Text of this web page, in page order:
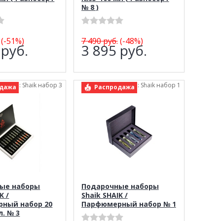
51%)
руб.
№ 8 )
7 490руб.(-48%)
3 895 руб.
арт.: Shaik набор 3
наборы
/
набор 20
№ 3
Распродажаарт.: Shaik набор 1
Подарочные наборы
Shaik SHAIK /
Парфюмерный набор № 1